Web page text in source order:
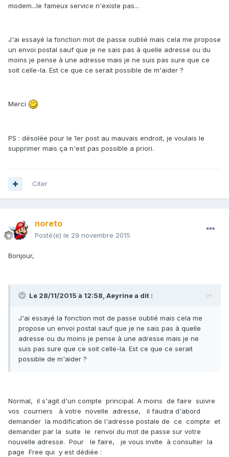
modem...le fameux service n'existe pas...
J'ai essayé la fonction mot de passe oublié mais cela me propose
un envoi postal sauf que je ne sais pas à quelle adresse ou du
moins je pense à une adresse mais je ne suis pas sure que ce
soit celle-la. Est ce que ce serait possible de m'aider ?
Merci
PS : désolée pour le 1er post au mauvais endroit, je voulais le
supprimer mais ça n'est pas possible a priori.
Citer
noreto
Posté(e) le 29 novembre 2015
Bonjour,
Le 28/11/2015 à 12:58, Aeyrine a dit :
J'ai essayé la fonction mot de passe oublié mais cela me
propose un envoi postal sauf que je ne sais pas à quelle
adresse ou du moins je pense à une adresse mais je ne
suis pas sure que ce soit celle-la. Est ce que ce serait
possible de m'aider ?
Normal, il s'agit d'un compte principal. A moins de faire suivre
vos courriers à votre novelle adresse, il faudra d'abord
demander la modification de l'adresse postale de ce compte et
demander par la suite le renvoi du mot de passe sur votre
nouvelle adresse. Pour le faire, je vous invite à consulter la
page Free qui y est dédiée :